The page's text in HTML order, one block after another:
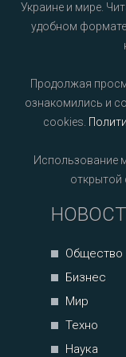
Украине и мире.
удобном
Продолжая
ознакомились и
cookies.
Использование
открытой
Общество
Бизнес
Мир
Техно
Наука